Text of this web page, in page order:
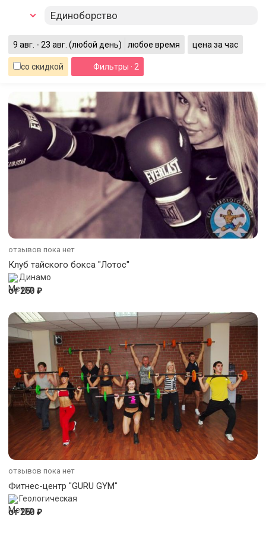
Единоборство
9 авг. - 23 авг. (любой день) любое время цена за час
со скидкой Фильтры · 2
отзывов пока нет
Клуб тайского бокса "Лотос"
Динамо
от 250 ₽
отзывов пока нет
Фитнес-центр "GURU GYM"
Геологическая
от 250 ₽